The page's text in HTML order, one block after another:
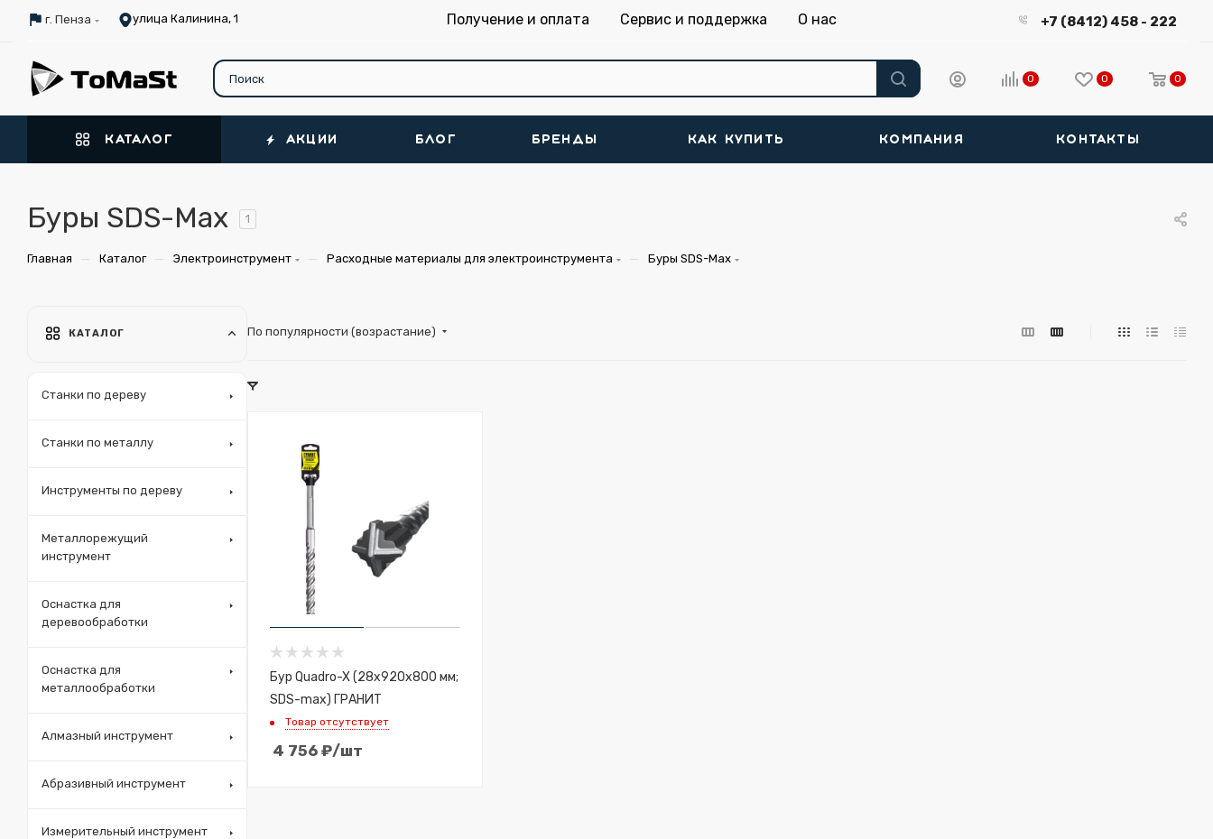
г. Пенза улица Калинина, 1 Получение и оплата Сервис и поддержка О нас +7 (8412) 458 - 222
0 0 0
КАТАЛОГ АКЦИИ БЛОГ БРЕНДЫ КАК КУПИТЬ КОМПАНИЯ КОНТАКТЫ
Буры SDS-Max 1
Главная — Каталог — Электроинструмент — Расходные материалы для электроинструмента — Буры SDS-Max
По популярности (возрастание)
Бур Quadro-X (28x920x800 мм;
SDS-max) ГРАНИТ
Товар отсутствует
4 756 ₽/шт
КАТАЛОГ
Станки по дереву
Станки по металлу
Инструменты по дереву
Металлорежущий
инструмент
Оснастка для
деревообработки
Оснастка для
металлообработки
Алмазный инструмент
Абразивный инструмент
Измерительный инструмент